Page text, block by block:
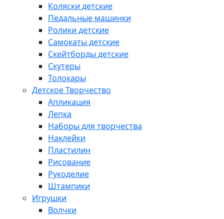
Коляски детские
Педальные машинки
Ролики детские
Самокаты детские
Скейтборды детские
Скутеры
Толокары
Детское Творчество
Апликация
Лепка
Наборы для творчества
Наклейки
Пластилин
Рисование
Рукоделие
Штампики
Игрушки
Волчки